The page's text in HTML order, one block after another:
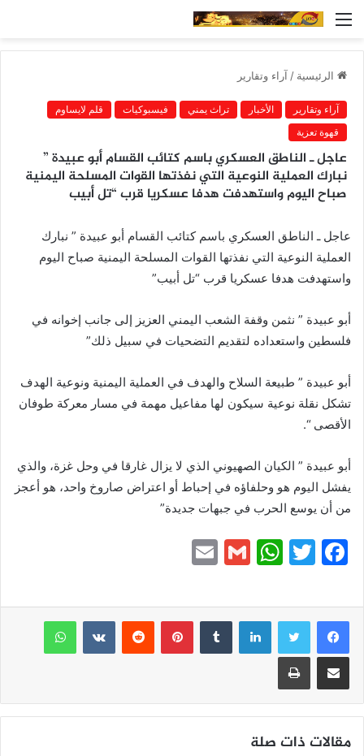
القائمة
الرئيسية / آراء وتقارير
آراء وتقارير الأخبار تراث يمني فيسبوكيات
قلم لايساوم
قهوة تعزية
عاجل ـ الناطق العسكري باسم كتائب القسام أبو عبيدة ”
نبارك العملية النوعية التي نفذتها القوات المسلحة اليمنية
صباح اليوم واستهدفت هدفا عسكريا قرب “تل أبيب
عاجل ـ الناطق العسكري باسم كتائب القسام أبو عبيدة ” نبارك
العملية النوعية التي نفذتها القوات المسلحة اليمنية صباح اليوم
واستهدفت هدفا عسكريا قرب “تل أبيب”
أبو عبيدة ” نثمن وقفة الشعب اليمني العزيز إلى جانب إخوانه في
فلسطين واستعداده لتقديم التضحيات في سبيل ذلك”
أبو عبيدة ” طبيعة السلاح والهدف في العملية اليمنية ونوعية الهدف
تشكل نقلة نوعية سيكون لها مفاعيل مهمة في مسار معركة طوفان
الأقصى “.
أبو عبيدة ” الكيان الصهيوني الذي لا يزال غارقا في وحل غزة، والذي
يفشل اليوم هو وحلفاؤه في إحباط أو اعتراض صاروخ واحد، هو أعجز
من أن يوسع الحرب في جبهات جديدة”
F
c
e
b
o
o
k
T
itt
er
W
at
s
A
p
G
ai
l
ai
l
لينكدإن بينتيريست واتساب
مشاركة عبر البريد طباعة
مقالات ذات صلة